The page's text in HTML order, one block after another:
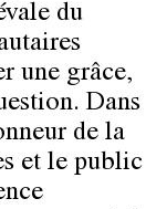
du
une grâce,
Dans
de la
et le public